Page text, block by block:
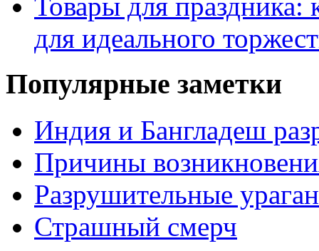
для идеального
Популярные заметки
Индия и Бангладеш
Причины
Разрушительные
Страшный смерч